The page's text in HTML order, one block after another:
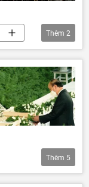
Thêm 2
Thêm 5